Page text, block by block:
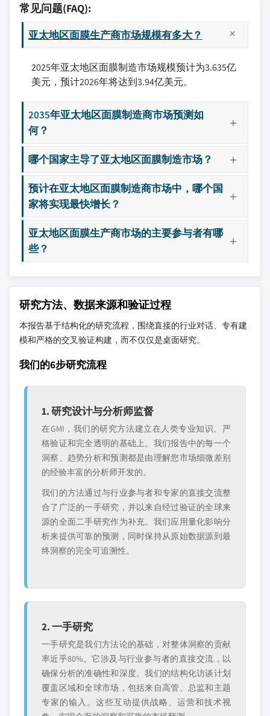
常见问题(FAQ):
亚太地区面膜生产商市场规模有多大？
2025年亚太地区面膜制造市场规模预计为3.635亿
美元，预计2026年将达到3.94亿美元。
2035年亚太地区面膜制造商市场预测如
何？
哪个国家主导了亚太地区面膜制造市场？
预计在亚太地区面膜制造商市场中，哪个国
家将实现最快增长？
亚太地区面膜生产商市场的主要参与者有哪
些？
研究方法、数据来源和验证过程
本报告基于结构化的研究流程，围绕直接的行业对话、专有建
模和严格的交叉验证构建，而不仅仅是桌面研究。
我们的6步研究流程
1. 研究设计与分析师监督
在GMI，我们的研究方法建立在人类专业知识、严
格验证和完全透明的基础上。我们报告中的每一个
洞察、趋势分析和预测都是由理解您市场细微差别
的经验丰富的分析师开发的。
我们的方法通过与行业参与者和专家的直接交流整
合了广泛的一手研究，并以来自经过验证的全球来
源的全面二手研究作为补充。我们应用量化影响分
析来提供可靠的预测，同时保持从原始数据源到最
终洞察的完全可追溯性。
2. 一手研究
一手研究是我们方法论的基础，对整体洞察的贡献
率近乎80%。它涉及与行业参与者的直接交流，以
确保分析的准确性和深度。我们的结构化访谈计划
覆盖区域和全球市场，包括来自高管、总监和主题
专家的输入。这些互动提供战略、运营和技术视